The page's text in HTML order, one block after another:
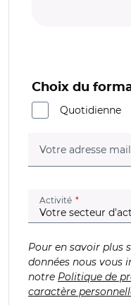
Choix du
Quotidienne
Votre adresse mail
Activité (champ
Pour en savoir plus
données nous vous
notre Politique de
caractère